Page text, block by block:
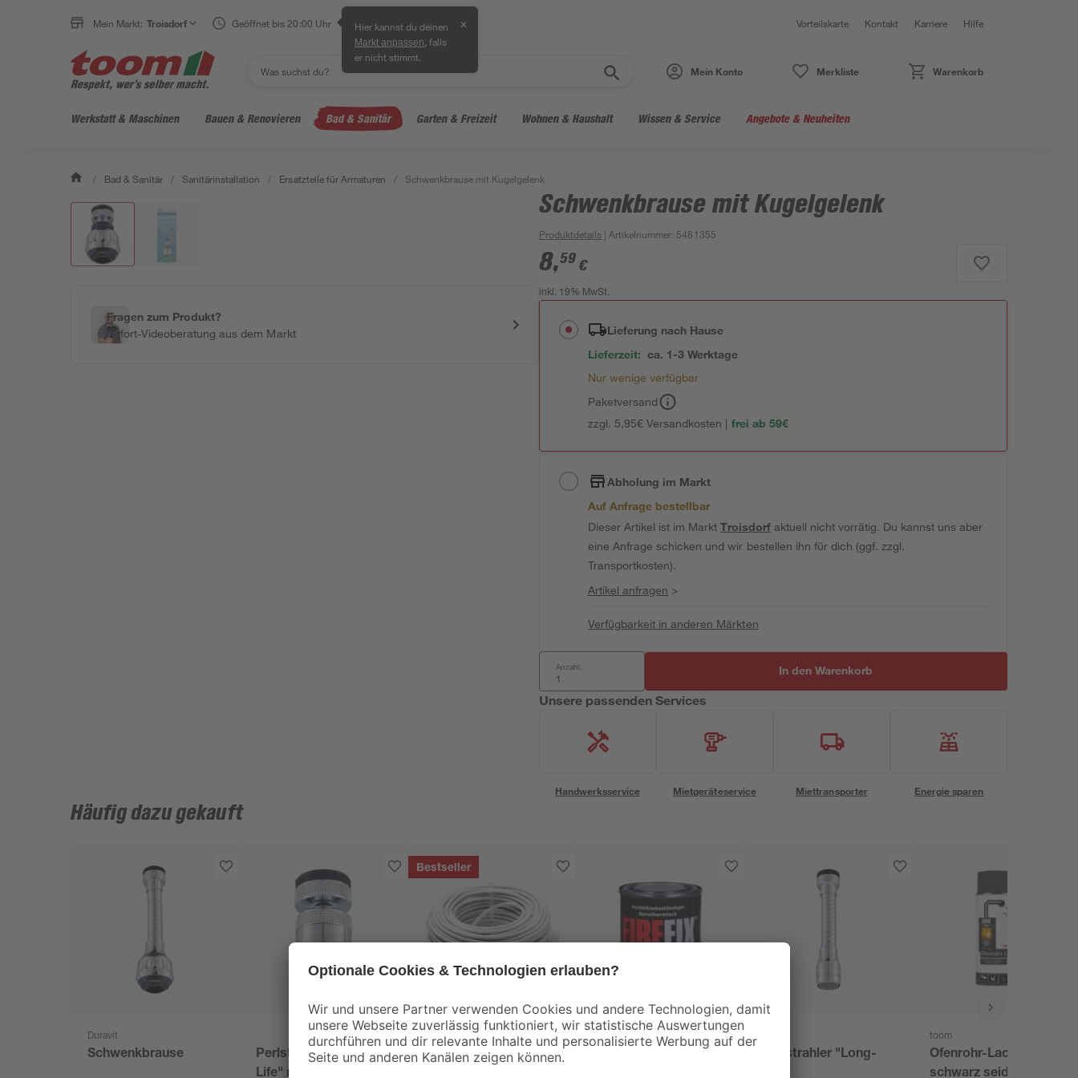
Mein Markt: Troisdorf Geöffnet bis 20:00 Uhr Hier kannst du deinen
Markt anpassen , falls
er nicht stimmt.
✕ Vorteilskarte Kontakt Karriere Hilfe
Mein Konto Merkliste Warenkorb
Werkstatt & Maschinen Bauen & Renovieren Bad & Sanitär Garten & Freizeit Wohnen & Haushalt Wissen & Service Angebote & Neuheiten
/ Bad & Sanitär / Sanitärinstallation / Ersatzteile für Armaturen / Schwenkbrause mit Kugelgelenk
Fragen zum Produkt?
Sofort-Videoberatung aus dem Markt
Schwenkbrause mit Kugelgelenk
Produktdetails | Artikelnummer: 5481355
8,59 €
inkl. 19% MwSt.
Lieferung nach Hause
Lieferzeit: ca. 1-3 Werktage
Nur wenige verfügbar
Paketversand
zzgl. 5,95€ Versandkosten | frei ab 59€
Abholung im Markt
Auf Anfrage bestellbar
Dieser Artikel ist im MarktTroisdorfaktuell nicht vorrätig. Du kannst uns aber
eine Anfrage schicken und wir bestellen ihn für dich (ggf. zzgl.
Transportkosten).
Artikel anfragen >
Verfügbarkeit in anderen Märkten
Anzahl: In den Warenkorb
Unsere passenden Services
Handwerksservice Mietgeräteservice Miettransporter Energie sparen
Häufig dazu gekauft
Duravit
Schwenkbrause
Perlstrahler "Long
Life" mit Kugelgelenk
Bestseller
Installations-,Elektro-
Firefix
Perlstrahler "Long-
toom
Ofenrohr-Lack
schwarz seidenmatt